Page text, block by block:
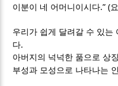
이분이 네 어머니이시다.” (
우리가 쉽게 달려갈 수 있는
다.
아버지의 넉넉한 품으로 상
부성과 모성으로 나타나는